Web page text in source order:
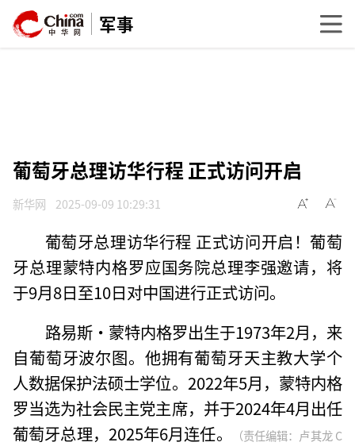
军事
葡萄牙总理访华行程 正式访问开启
新华网 2025-09-09 10:29:31
葡萄牙总理访华行程 正式访问开启！葡萄
牙总理蒙特内格罗应国务院总理李强邀请，将
于9月8日至10日对中国进行正式访问。
路易斯·蒙特内格罗出生于1973年2月，来
自葡萄牙波尔图。他拥有葡萄牙天主教大学个
人数据保护法硕士学位。2022年5月，蒙特内格
罗当选为社会民主党主席，并于2024年4月出任
葡萄牙总理，2025年6月连任。
（责任编辑：卢其龙 C